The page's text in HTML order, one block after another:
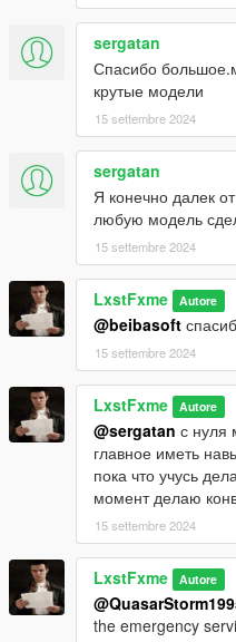
sergatan
Спасибо
крутые модели
15 settembre 2024
sergatan
Я конечно далек
любую модель
15 settembre 2024
LxstFxme Autore
@beibasoft
15 settembre 2024
LxstFxme Autore
@sergatan с нуля
главное иметь
пока что учусь
момент делаю
15 settembre 2024
LxstFxme Autore
the emergency